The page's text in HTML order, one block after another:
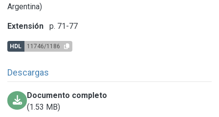
Argentina)
Extensión p. 71-77
HDL 11746/1186
Descargas
Documento completo
(1.53 MB)